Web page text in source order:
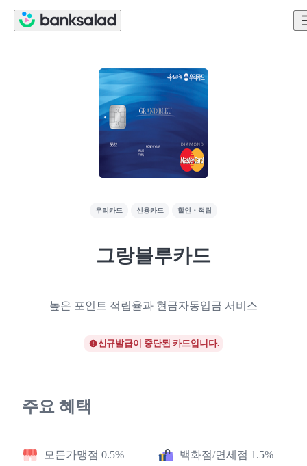
우리카드 신용카드 할인・적립
그랑블루카드
높은 포인트 적립율과 현금자동입금 서비스
신규발급이 중단된 카드입니다.
주요 혜택
모든가맹점 0.5% 백화점/면세점 1.5%